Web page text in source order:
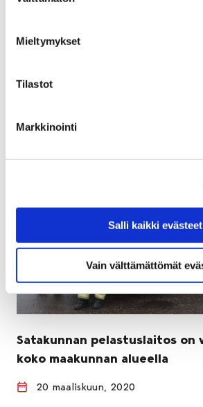
Mieltymykset
Tilastot
Markkinointi
Salli kaikki evästeet
Vain välttämättömät
ikäihmisten palvelunumeron
Lisäksi varhaiskasvatusmaksuihin
vaaditaan noudattamaan
Satakunnan pelastuslaitos on
koko maakunnan alueella
20 maaliskuun, 2020